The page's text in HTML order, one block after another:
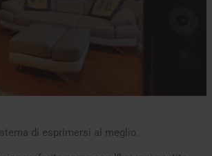
di esprimersi al meglio.